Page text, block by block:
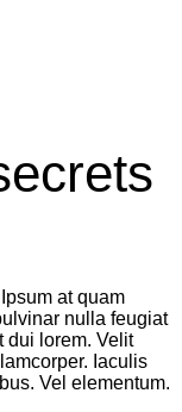
at quam
nulla feugiat
dui lorem. Velit
Iaculis
Vel elementum.